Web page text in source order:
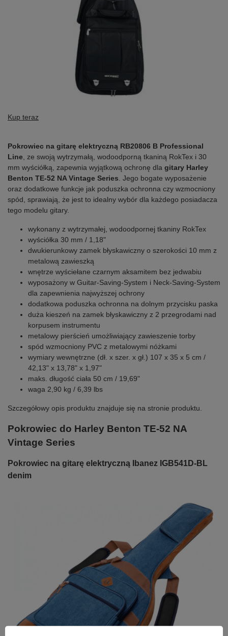
Kup teraz
Pokrowiec na gitarę elektryczną RB20806 B Professional
Line , ze swoją wytrzymałą, wodoodporną tkaniną RokTex i 30
mm wyściółką, zapewnia wyjątkową ochronę dla gitary Harley
Benton TE-52 NA Vintage Series . Jego bogate wyposażenie
oraz dodatkowe funkcje jak poduszka ochronna czy wzmocniony
spód, sprawiają, że jest to idealny wybór dla każdego posiadacza
tego modelu gitary.
wykonany z wytrzymałej, wodoodpornej tkaniny RokTex
wyściółka 30 mm / 1,18"
dwukierunkowy zamek błyskawiczny o szerokości 10 mm z
metalową zawieszką
wnętrze wyściełane czarnym aksamitem bez jedwabiu
wyposażony w Guitar-Saving-System i Neck-Saving-System
dla zapewnienia najwyższej ochrony
dodatkowa poduszka ochronna na dolnym przycisku paska
duża kieszeń na zamek błyskawiczny z 2 przegrodami nad
korpusem instrumentu
metalowy pierścień umożliwiający zawieszenie torby
spód wzmocniony PVC z metalowymi nóżkami
wymiary wewnętrzne (dł. x szer. x gł.) 107 x 35 x 5 cm /
42,13" x 13,78" x 1,97"
maks. długość ciała 50 cm / 19,69"
waga 2,90 kg / 6,39 lbs
Szczegółowy opis produktu znajduje się na stronie produktu.
Pokrowiec do Harley Benton TE-52 NA
Vintage Series
Pokrowiec na gitarę elektryczną Ibanez IGB541D-BL
denim